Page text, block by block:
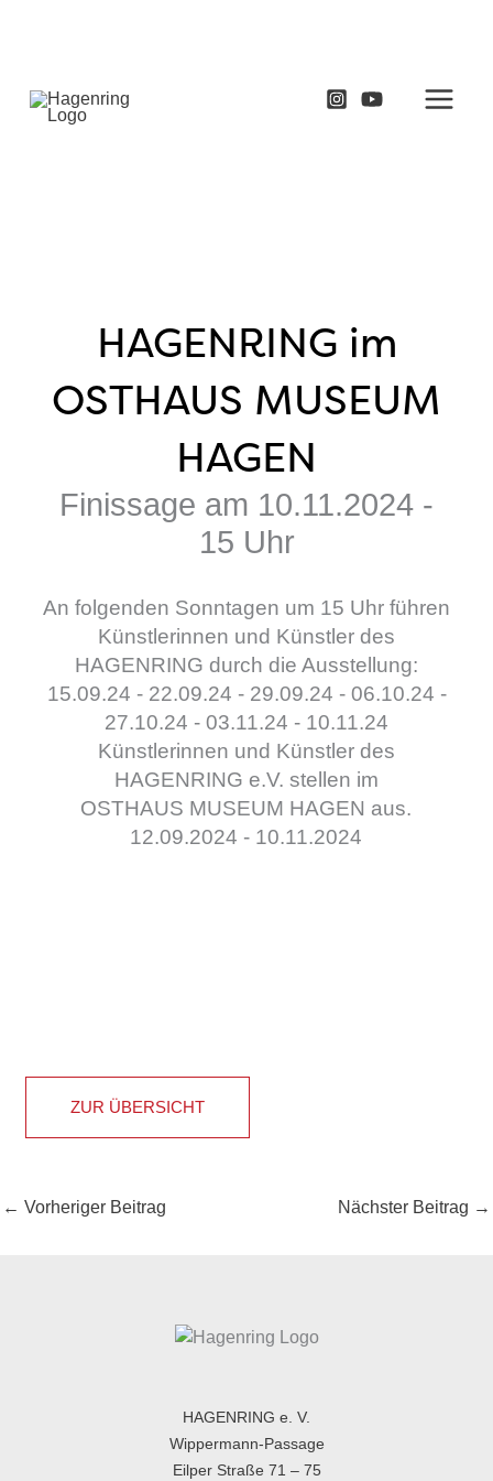
HAGENRING im
OSTHAUS MUSEUM
HAGEN
Finissage am 10.11.2024 -
15 Uhr
An folgenden Sonntagen um 15 Uhr führen
Künstlerinnen und Künstler des
HAGENRING durch die Ausstellung:
15.09.24 - 22.09.24 - 29.09.24 - 06.10.24 -
27.10.24 - 03.11.24 - 10.11.24
Künstlerinnen und Künstler des
HAGENRING e.V. stellen im
OSTHAUS MUSEUM HAGEN aus.
12.09.2024 - 10.11.2024
ZUR ÜBERSICHT
← Vorheriger Beitrag Nächster Beitrag →
HAGENRING e. V.
Wippermann-Passage
Eilper Straße 71 – 75